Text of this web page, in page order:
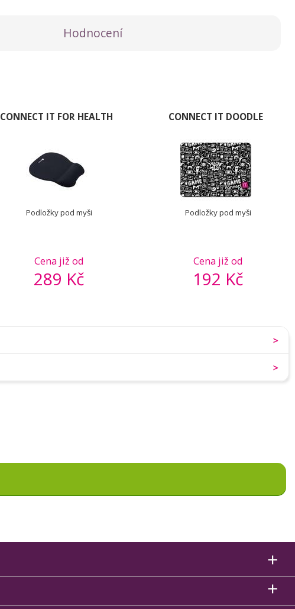
Hodnocení
CONNECT IT FOR HEALTH
Cena již od
289 Kč
Podložky pod myši
CONNECT IT DOODLE
Cena již od
192 Kč
Podložky pod myši